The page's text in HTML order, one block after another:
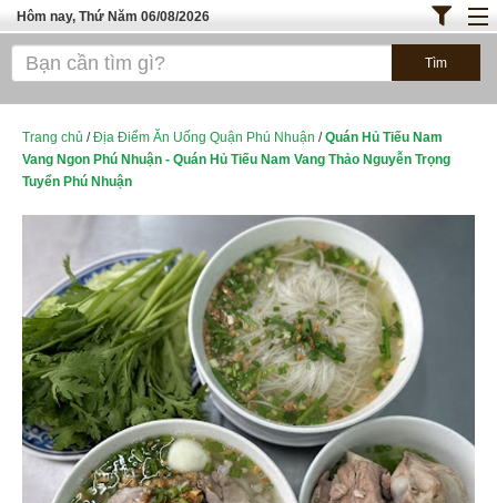
Hôm nay, Thứ Năm 06/08/2026
Trang chủ
Bánh - Đồ Ăn Vặt
Thực Phẩm Nông Hải Sản
TOP QUÁN ĂN
ĐỊA ĐIỂM ĂN UỐNG HÀ NỘI
Trang chủ /Địa Điểm Ăn Uống Quận Phú Nhuận /Quán Hủ Tiếu Nam
Vang Ngon Phú Nhuận - Quán Hủ Tiếu Nam Vang Thảo Nguyễn Trọng
Tuyển Phú Nhuận